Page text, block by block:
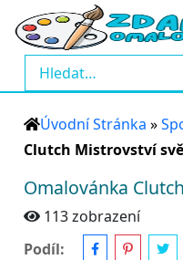
Úvodní Stránka »
Clutch Mistrovství
Omalovánka
113 zobrazení
Podíl: